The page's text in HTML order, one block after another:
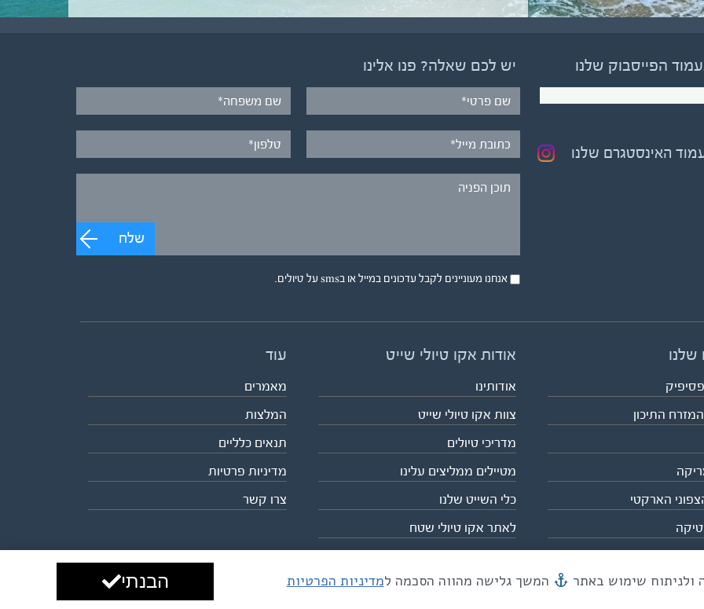
הפייסבוק שלנו
האינסטגרם שלנו
יש לכם שאלה? פנו אלינו
שלח
אנחנו מעוניינים לקבל עדכונים במייל או בsms על טיולים.
שלנו
התיכון
הארקטי
אודות אקו טיולי שייט
אודותינו
צוות אקו טיולי שייט
מדריכי טיולים
מטיילים ממליצים עלינו
כלי השייט שלנו
לאתר אקו טיולי שטח
עוד
מאמרים
המלצות
תנאים כלליים
מדיניות פרטיות
צרו קשר
מייל mail@eco.co.il | כתובתנו המסגר 55, תל אביב עיצוב ופיתוח: ביבר גלובל
המשך גלישה מהווה הסכמה למדיניות הפרטיות הבנתי